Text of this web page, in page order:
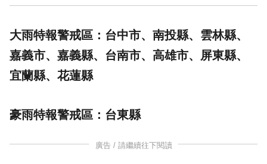
大雨特報警戒區：台中市、南投縣、雲林縣、
嘉義市、嘉義縣、台南市、高雄市、屏東縣、
宜蘭縣、花蓮縣
豪雨特報警戒區：台東縣
廣告 / 請繼續往下閱讀